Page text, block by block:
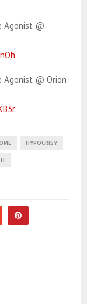
Agonist @
Agonist @ Orion
HYPOCRISY